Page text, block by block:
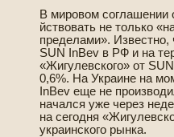
В мировом соглашении
йствовать не только
преде­лами». Изве­стно,
SUN InBev в РФ и на
«Жигулевского» от
0,6%. На Украине на
InBev еще не
начался уже через
на сегодня
украинского рынка.